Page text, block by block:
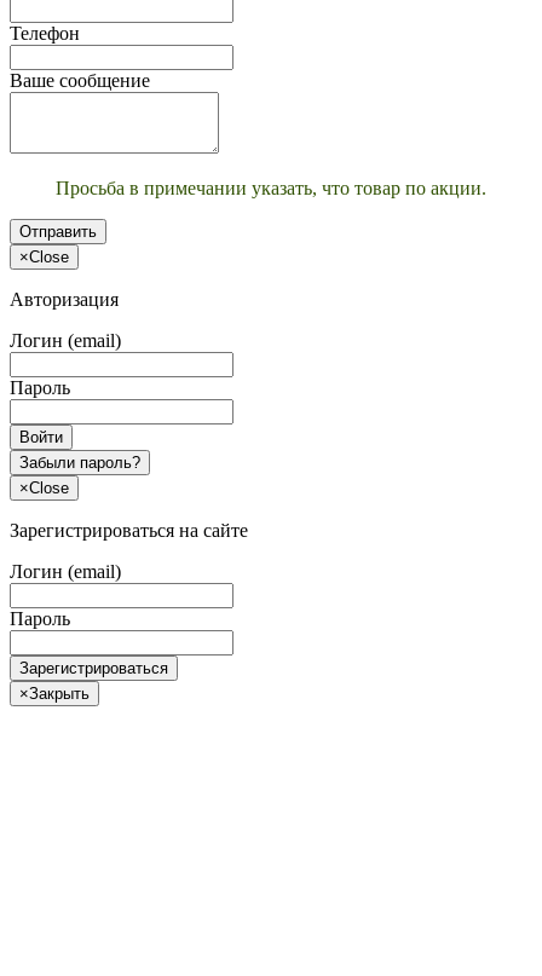
Телефон
Ваше сообщение
Просьба в примечании указать, что товар по акции.
Отправить
×Close
Авторизация
Логин (email)
Пароль
Войти
Забыли пароль?
×Close
Зарегистрироваться на сайте
Логин (email)
Пароль
Зарегистрироваться
×Закрыть